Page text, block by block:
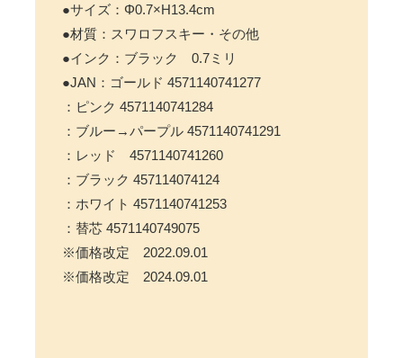
●サイズ：Φ0.7×H13.4cm
●材質：スワロフスキー・その他
●インク：ブラック 0.7ミリ
●JAN：ゴールド 4571140741277
：ピンク 4571140741284
：ブルー→パープル 4571140741291
：レッド 4571140741260
：ブラック 457114074124
：ホワイト 4571140741253
：替芯 4571140749075
※価格改定 2022.09.01
※価格改定 2024.09.01